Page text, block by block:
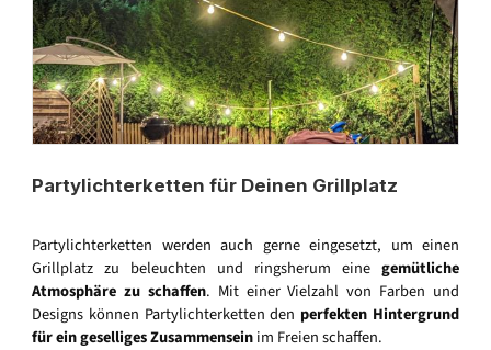
Partylichterketten für Deinen Grillplatz
Partylichterketten werden auch gerne eingesetzt, um einen
Grillplatz zu beleuchten und ringsherum eine gemütliche
Atmosphäre zu schaffen. Mit einer Vielzahl von Farben und
Designs können Partylichterketten den perfekten Hintergrund
für ein geselliges Zusammenseinim Freien schaffen.